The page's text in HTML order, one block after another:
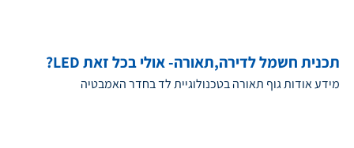
תכנית חשמל לדירה,תאורה- אולי בכל זאת LED?
מידע אודות גוף תאורה בטכנולוגיית לד בחדר האמבטיה